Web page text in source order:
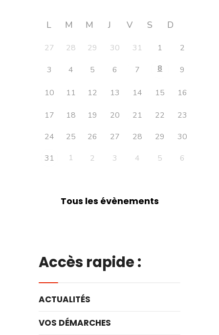
L M M J V S D
27 28 29 30 31 1 2
3 4 5 6 7 8 9
10 11 12 13 14 15 16
17 18 19 20 21 22
23
24
25 26 27 28 29
30
31
1 2 3 4 5 6
Tous les évènements
Accès rapide :
ACTUALITÉS
VOS DÉMARCHES